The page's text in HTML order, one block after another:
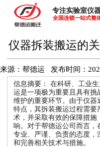
专注实验室仪
全国连锁一站式整
仪器拆装搬运的
来源：帮德运 发布时间：
信息摘要： 在科研、工业
运是一项极为重要且具有挑
维护的重要环节。由于仪
特点，其拆装搬运过程需
术，并采取有效的保障措
响。对于帮德运公司而言
专业、严谨、负责的态度
和完善相关技术与措施。